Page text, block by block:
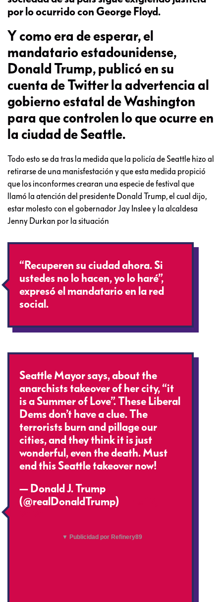
por lo ocurrido con George Floyd.
Y como era de esperar, el
mandatario estadounidense,
Donald Trump, publicó en su
cuenta de Twitter la advertencia al
gobierno estatal de Washington
para que controlen lo que ocurre en
la ciudad de Seattle.
Todo esto se da tras la medida que la policía de Seattle hizo al
retirarse de una manisfestación y que esta medida propició
que los inconformes crearan una especie de festival que
llamó la atención del presidente Donald Trump, el cual dijo,
estar molesto con el gobernador Jay Inslee y la alcaldesa
Jenny Durkan por la situación
“Recuperen su ciudad ahora. Si
ustedes no lo hacen, yo lo haré”,
expresó el mandatario en la red
social.
Seattle Mayor says, about the
anarchists takeover of her city, “it
is a Summer of Love”. These Liberal
Dems don’t have a clue. The
terrorists burn and pillage our
cities, and they think it is just
wonderful, even the death. Must
end this Seattle takeover now!
— Donald J. Trump
(@realDonaldTrump)
▼ Publicidad por Refinery89